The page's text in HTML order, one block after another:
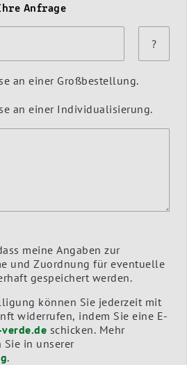
Anfrage
?
an einer Großbestellung.
an einer Individualisierung.
meine Angaben zur
und Zuordnung für eventuelle
gespeichert werden.
können Sie jederzeit mit
widerrufen, indem Sie eine E-
in unserer
.